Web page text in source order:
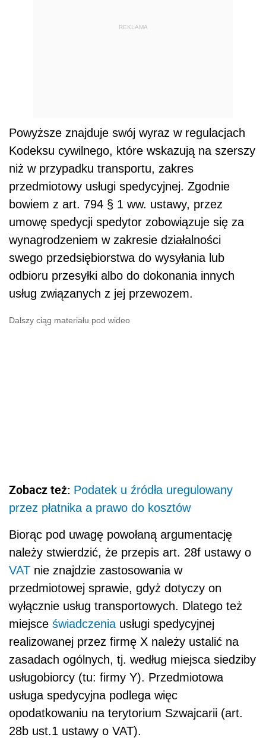
REKLAMA
Powyższe znajduje swój wyraz w regulacjach
Kodeksu cywilnego, które wskazują na szerszy
niż w przypadku transportu, zakres
przedmiotowy usługi spedycyjnej. Zgodnie
bowiem z art. 794 § 1 ww. ustawy, przez
umowę spedycji spedytor zobowiązuje się za
wynagrodzeniem w zakresie działalności
swego przedsiębiorstwa do wysyłania lub
odbioru przesyłki albo do dokonania innych
usług związanych z jej przewozem.
Dalszy ciąg materiału pod wideo
Zobacz też: Podatek u źródła uregulowany
przez płatnika a prawo do kosztów
Biorąc pod uwagę powołaną argumentację
należy stwierdzić, że przepis art. 28f ustawy o
VAT nie znajdzie zastosowania w
przedmiotowej sprawie, gdyż dotyczy on
wyłącznie usług transportowych. Dlatego też
miejsce świadczenia usługi spedycyjnej
realizowanej przez firmę X należy ustalić na
zasadach ogólnych, tj. według miejsca siedziby
usługobiorcy (tu: firmy Y). Przedmiotowa
usługa spedycyjna podlega więc
opodatkowaniu na terytorium Szwajcarii (art.
28b ust.1 ustawy o VAT).